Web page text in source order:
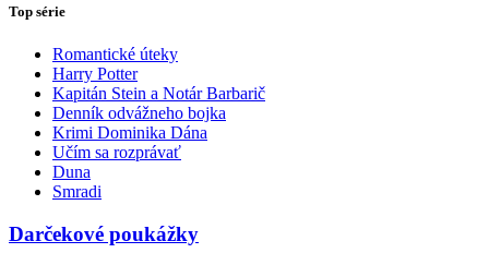
Top série
Romantické úteky
Harry Potter
Kapitán Stein a Notár Barbarič
Denník odvážneho bojka
Krimi Dominika Dána
Učím sa rozprávať
Duna
Smradi
Darčekové poukážky